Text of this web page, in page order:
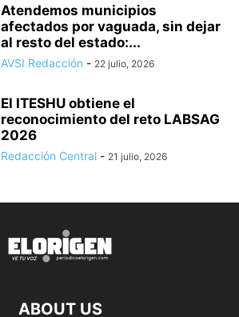
Atendemos municipios
afectados por vaguada, sin dejar
al resto del estado:...
AVSI Redacción - 22 julio, 2026
El ITESHU obtiene el
reconocimiento del reto LABSAG
2026
Redacción Central - 21 julio, 2026
ABOUT US